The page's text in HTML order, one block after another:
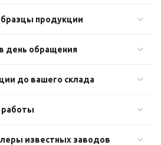
продукции
день обращения
до вашего склада
работы
известных заводов